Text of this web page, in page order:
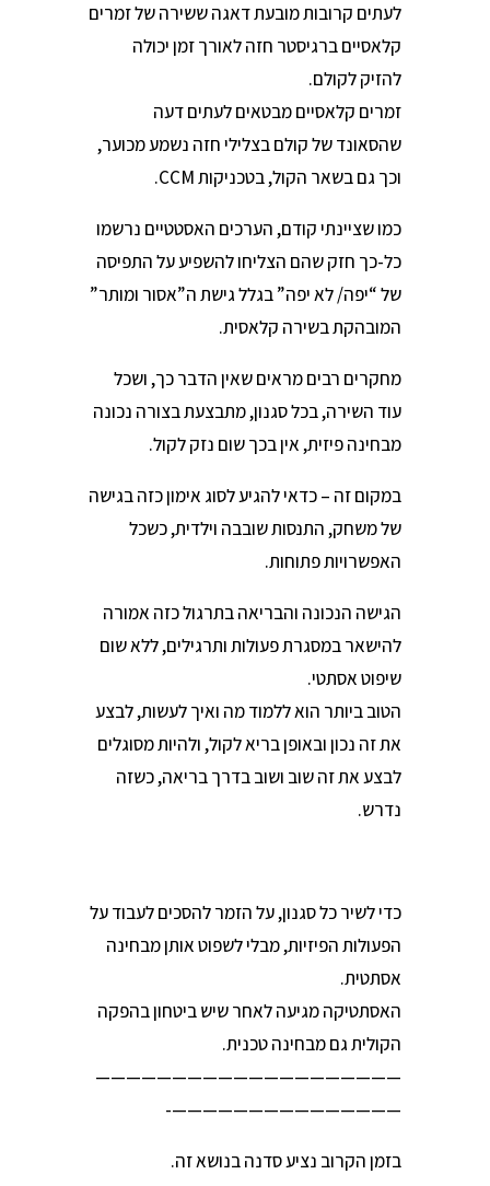
לעתים קרובות מובעת דאגה ששירה של זמרים
קלאסיים ברגיסטר חזה לאורך זמן יכולה
להזיק לקולם.
זמרים קלאסיים מבטאים לעתים דעה
שהסאונד של קולם בצלילי חזה נשמע מכוער,
וכך גם בשאר הקול, בטכניקות CCM.
כמו שציינתי קודם, הערכים האסטטיים נרשמו
כל-כך חזק שהם הצליחו להשפיע על התפיסה
של “יפה/ לא יפה” בגלל גישת ה”אסור ומותר”
המובהקת בשירה קלאסית.
מחקרים רבים מראים שאין הדבר כך, ושכל
עוד השירה, בכל סגנון, מתבצעת בצורה נכונה
מבחינה פיזית, אין בכך שום נזק לקול.
במקום זה – כדאי להגיע לסוג אימון כזה בגישה
של משחק, התנסות שובבה וילדית, כשכל
האפשרויות פתוחות.
הגישה הנכונה והבריאה בתרגול כזה אמורה
להישאר במסגרת פעולות ותרגילים, ללא שום
שיפוט אסתטי.
הטוב ביותר הוא ללמוד מה ואיך לעשות, לבצע
את זה נכון ובאופן בריא לקול, ולהיות מסוגלים
לבצע את זה שוב ושוב בדרך בריאה, כשזה
נדרש.
כדי לשיר כל סגנון, על הזמר להסכים לעבוד על
הפעולות הפיזיות, מבלי לשפוט אותן מבחינה
אסתטית.
האסתטיקה מגיעה לאחר שיש ביטחון בהפקה
הקולית גם מבחינה טכנית.
————————————————————
———————————————-
בזמן הקרוב נציע סדנה בנושא זה.